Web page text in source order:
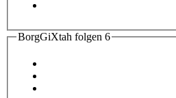
BorgGiXtah folgen 6